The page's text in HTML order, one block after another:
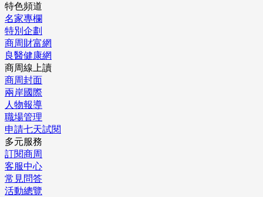
特色頻道
名家專欄
特別企劃
商周財富網
良醫健康網
商周線上讀
商周封面
兩岸國際
人物報導
職場管理
申請七天試閱
多元服務
訂閱商周
客服中心
常見問答
活動總覽